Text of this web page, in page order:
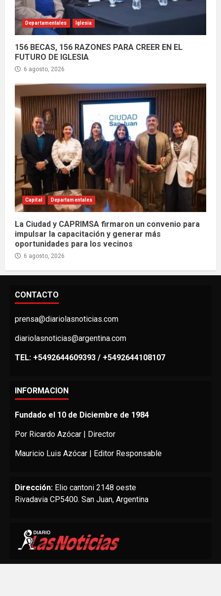
Departamentales Iglesia
156 BECAS, 156 RAZONES PARA CREER EN EL
FUTURO DE IGLESIA
6 agosto, 2026
Capital Departamentales
La Ciudad y CAPRIMSA firmaron un convenio para
impulsar la capacitación y generar más
oportunidades para los vecinos
6 agosto, 2026
CONTACTO
prensa@diariolasnoticias.com
diariolasnoticias@argentina.com
TEL: +5492644609393 / +5492644108107
INFORMACION
Fundado el 10 de Diciembre de 1984
Por Ricardo Azócar | Director
Mauricio Luis Azócar | Editor Responsable
Dirección: Elio cantoni 2148 oeste
Rivadavia CP5400. San Juan, Argentina